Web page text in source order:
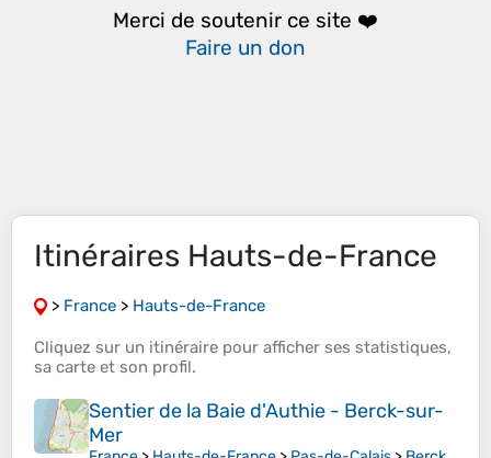
Merci de soutenir ce site ❤️
Faire un don
Itinéraires Hauts-de-France
> France > Hauts-de-France
Cliquez sur un itinéraire pour afficher ses statistiques,
sa carte et son profil.
Sentier de la Baie d'Authie - Berck-sur-
Mer